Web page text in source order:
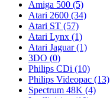
Amiga 500 (5)
Atari 2600 (34)
Atari ST (57)
Atari Lynx (1)
Atari Jaguar(1)
3DO (0)
Philips CDi (10)
Philips Videopac (13)
Spectrum 48K (4)